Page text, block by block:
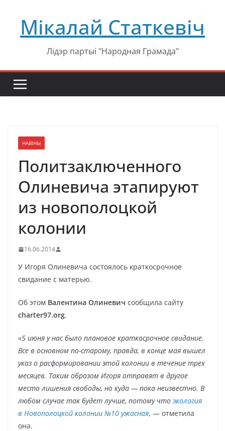
содержимому
Мікалай Статкевіч
Лідэр партыі "Народная Грамада"
НАВІНЫ
Политзаключенного
Олиневича этапируют
из новополоцкой
колонии
16.06.2014
У Игоря Олиневича состоялось краткосрочное
свидание с матерью.
Об этом Валентина Олиневич сообщила сайту
charter97.org.
«5 июня у нас было плановое краткосрочное свидание.
Все в основном по-старому, правда, в конце мая вышел
указ о расформировании этой колонии в течение трех
месяцев. Таким образом Игоря отправят в другое
место лишения свободы, но куда — пока неизвестно. В
любом случае так будет лучше, потому что экология
в Новополоцкой колонии №10 ужасная, — отметила
она.